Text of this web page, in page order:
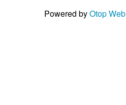
Powered byOtop Web